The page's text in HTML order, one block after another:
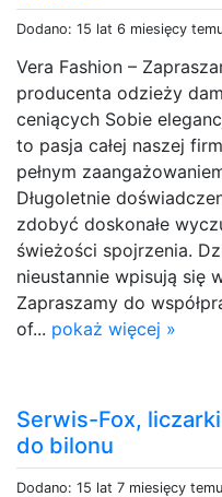
Dodano: 15 lat 6 miesięcy
Vera Fashion –
producenta odzieży
ceniących Sobie
to pasja całej naszej
pełnym
Długoletnie
zdobyć doskonałe
świeżości spojrzenia.
nieustannie wpisują się
Zapraszamy do
of... pokaż więcej »
Serwis-Fox,
do bilonu
Dodano: 15 lat 7 miesięcy temu